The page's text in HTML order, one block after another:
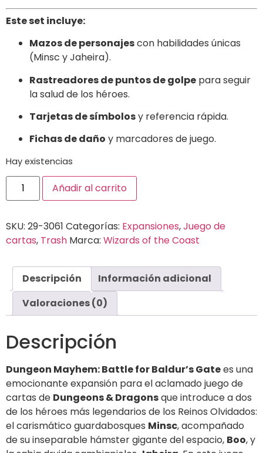
Este set incluye:
Mazos de personajescon habilidades únicas
(Minsc y Jaheira).
Rastreadores de puntos de golpe para seguir
la salud de los héroes.
Tarjetas de símbolosy referencia rápida.
Fichas de daño y marcadores de juego.
Hay existencias
Añadir al carrito
SKU: 29-3061 Categorías: Expansiones,Juego de
cartas, Trash Marca: Wizards of the Coast
Descripción
Información adicional
Valoraciones (0)
Descripción
Dungeon Mayhem: Battle for Baldur’s Gatees una
emocionante expansión para el aclamado juego de
cartas de Dungeons & Dragonsque introduce a dos
de los héroes más legendarios de los Reinos Olvidados:
el carismático guardabosques Minsc, acompañado
de su inseparable hámster gigante del espacio, Boo, y